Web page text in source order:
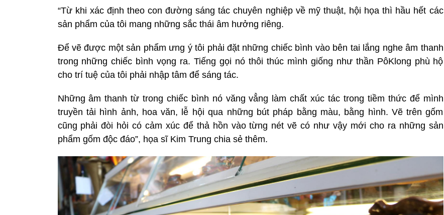
“Từ khi xác định theo con đường sáng tác chuyên nghiệp về mỹ thuật, hội họa thì hầu hết các
sản phẩm của tôi mang những sắc thái âm hưởng riêng.
Để vẽ được một sản phẩm ưng ý tôi phải đặt những chiếc bình vào bên tai lắng nghe âm thanh
trong những chiếc bình vọng ra. Tiếng gọi nó thôi thúc mình giống như thần PôKlong phù hộ
cho trí tuệ của tôi phải nhập tâm để sáng tác.
Những âm thanh từ trong chiếc bình nó văng vẳng làm chất xúc tác trong tiềm thức để mình
truyền tải hình ảnh, hoa văn, lễ hội qua những bút pháp bằng màu, bằng hình. Vẽ trên gốm
cũng phải đòi hỏi có cảm xúc để thả hồn vào từng nét vẽ có như vậy mới cho ra những sản
phẩm gốm độc đáo”, họa sĩ Kim Trung chia sẻ thêm.